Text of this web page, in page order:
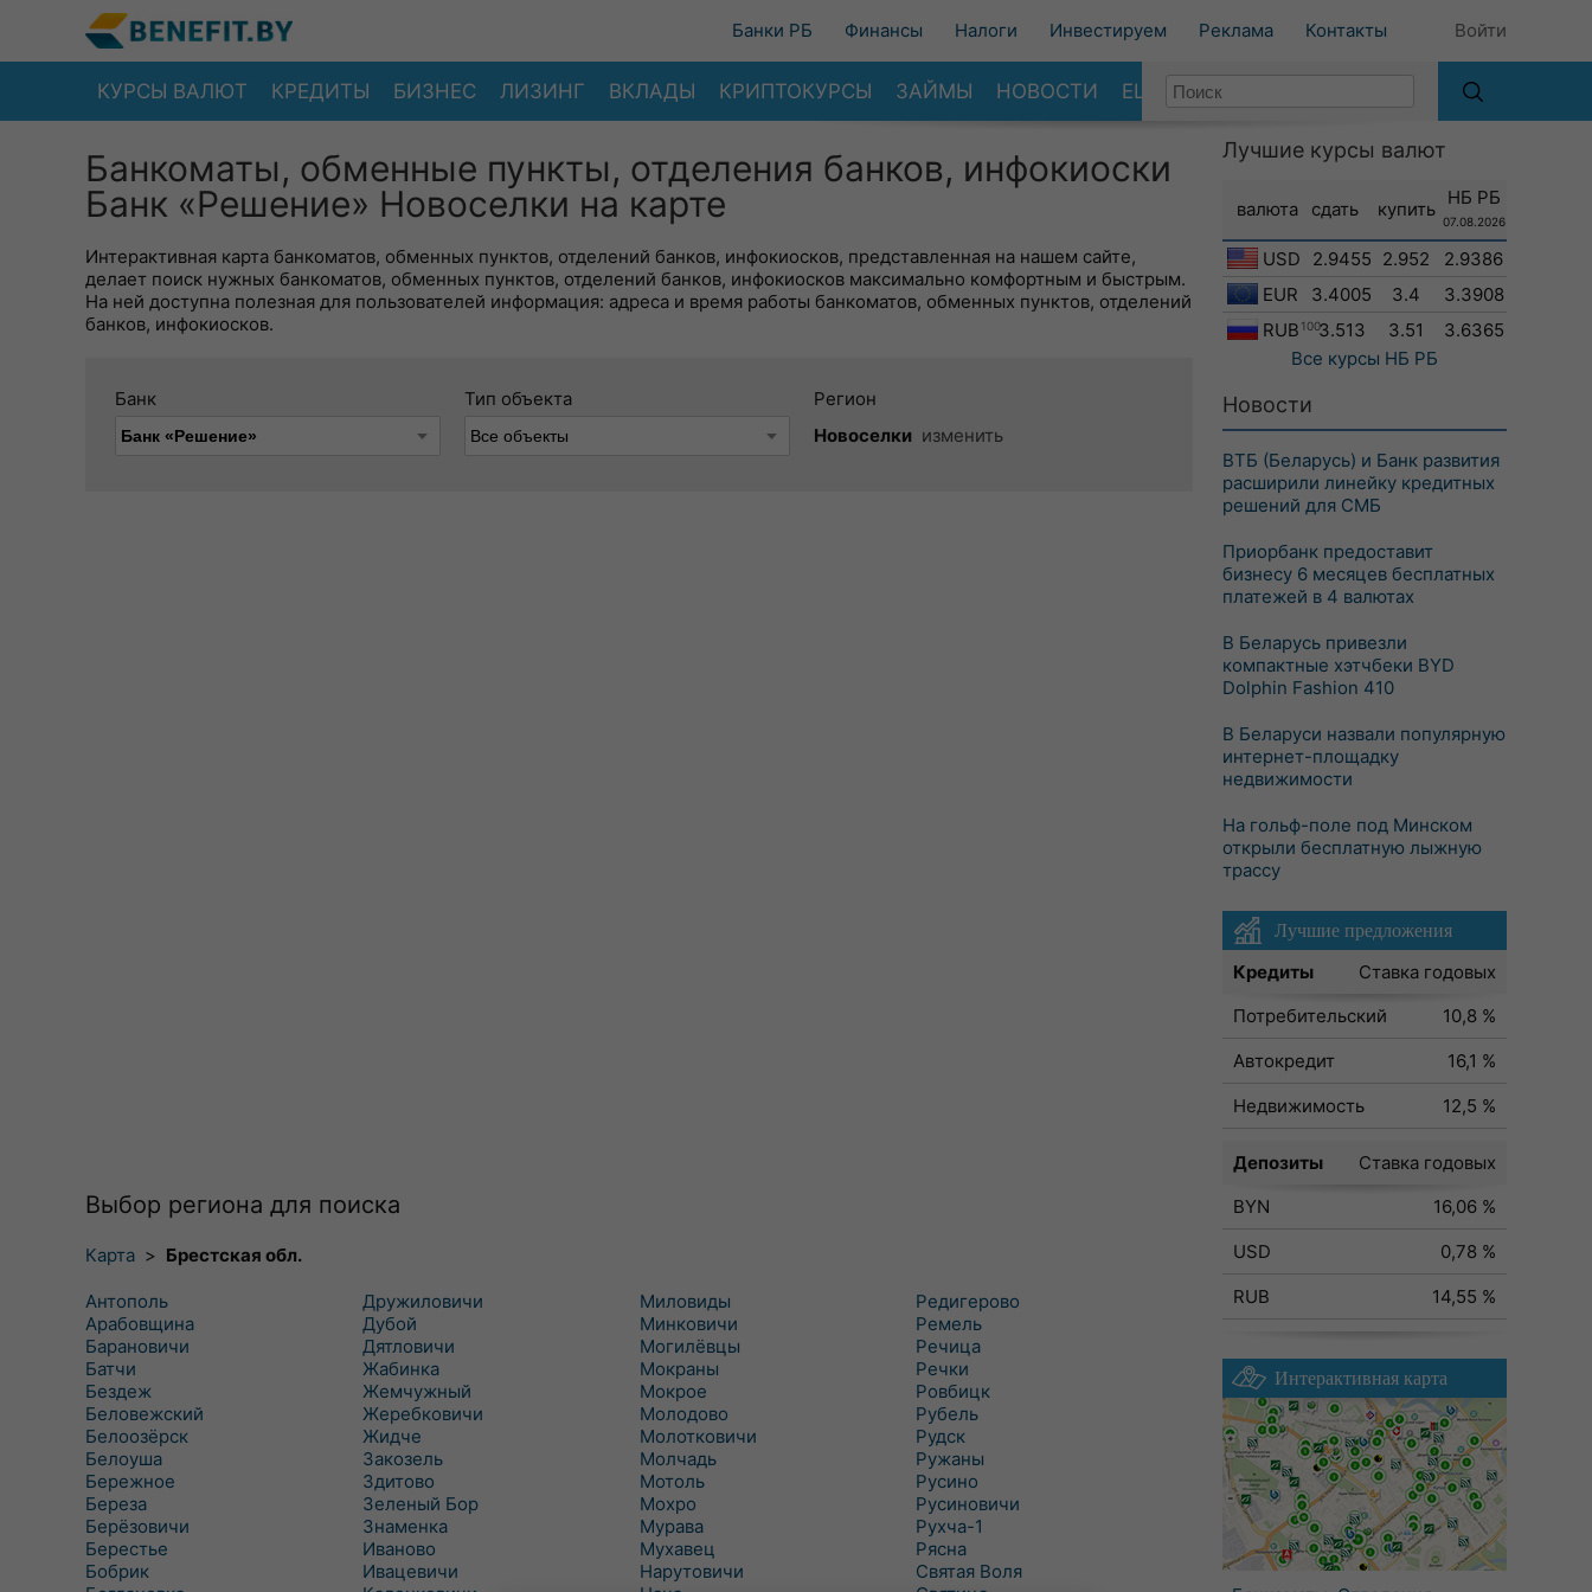
Банки РБ Финансы Налоги Инвестируем Реклама Контакты Войти
КУРСЫ ВАЛЮТ КРЕДИТЫ БИЗНЕС ЛИЗИНГ ВКЛАДЫ КРИПТОКУРСЫ ЗАЙМЫ НОВОСТИ ЕЩЕ
Банкоматы, обменные пункты, отделения банков, инфокиоски
Банк «Решение» Новоселки на карте
Интерактивная карта банкоматов, обменных пунктов, отделений банков, инфокиосков, представленная на нашем сайте,
делает поиск нужных банкоматов, обменных пунктов, отделений банков, инфокиосков максимально комфортным и быстрым.
На ней доступна полезная для пользователей информация: адреса и время работы банкоматов, обменных пунктов, отделений
банков, инфокиосков.
Банк Тип объекта
Регион
Новоселки изменить
Выбор региона для поиска
Карта > Брестская обл.
Антополь
Арабовщина
Барановичи
Батчи
Бездеж
Беловежский
Белоозёрск
Белоуша
Бережное
Береза
Берёзовичи
Берестье
Бобрик
Дружиловичи
Дубой
Дятловичи
Жабинка
Жемчужный
Жеребковичи
Жидче
Закозель
Здитово
Зеленый Бор
Знаменка
Иваново
Ивацевичи
Миловиды
Минковичи
Могилёвцы
Мокраны
Мокрое
Молодово
Молотковичи
Молчадь
Мотоль
Мохро
Мурава
Мухавец
Нарутовичи
Редигерово
Ремель
Речица
Речки
Ровбицк
Рубель
Рудск
Ружаны
Русино
Русиновичи
Рухча-1
Рясна
Святая Воля
Лучшие курсы валют
валюта сдать купить
НБ РБ
07.08.2026
USD 2.9455 2.952
2.9386
EUR
3.4005 3.4
3.3908
RUB 1003.513 3.51
3.6365
Все курсы НБ РБ
Новости
ВТБ (Беларусь) и Банк развития
расширили линейку кредитных
решений для СМБ
Приорбанк предоставит
бизнесу 6 месяцев бесплатных
платежей в 4 валютах
В Беларусь привезли
компактные хэтчбеки BYD
Dolphin Fashion 410
В Беларуси назвали популярную
интернет-площадку
недвижимости
На гольф-поле под Минском
открыли бесплатную лыжную
трассу
Лучшие предложения
Кредиты
Ставка годовых
Потребительский
10,8 %
Автокредит
16,1 %
Недвижимость
12,5 %
Депозиты
Ставка годовых
BYN
16,06 %
USD
0,78 %
RUB
14,55 %
Интерактивная карта